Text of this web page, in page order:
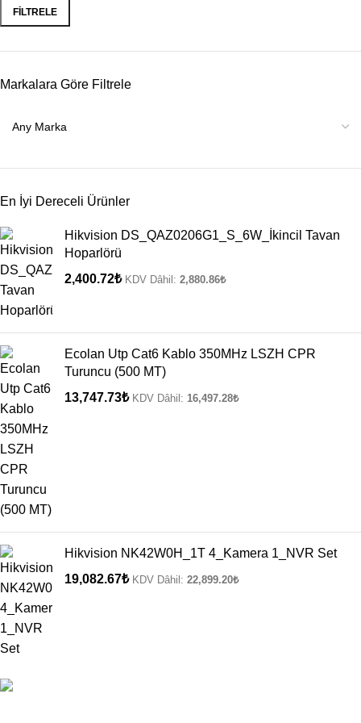
FILTRELE
Markalara Göre Filtrele
En İyi Dereceli Ürünler
Hikvision DS_QAZ0206G1_S_6W_İkincil Tavan
Hoparlörü
2,400.72₺ KDV Dâhil: 2,880.86₺
Ecolan Utp Cat6 Kablo 350MHz LSZH CPR
Turuncu (500 MT)
13,747.73₺ KDV Dâhil: 16,497.28₺
Hikvision NK42W0H_1T 4_Kamera 1_NVR Set
19,082.67₺ KDV Dâhil: 22,899.20₺